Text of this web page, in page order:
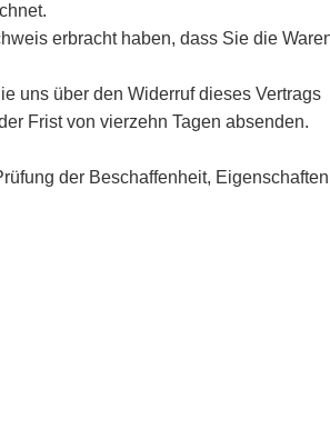
erbracht haben, dass Sie die
uns über den Widerruf dieses Vertrags
Frist von vierzehn Tagen absenden.
der Beschaffenheit,